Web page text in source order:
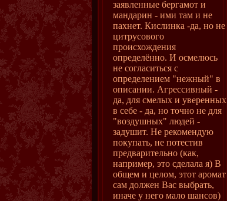
заявленные бергамот и
мандарин - ими там и не
пахнет. Кислинка -да, но не
цитрусового
происхождения
определённо. И осмелюсь
не согласиться с
определением "нежный" в
описании. Агрессивный -
да, для смелых и уверенных
в себе - да, но точно не для
"воздушных" людей -
задушит. Не рекомендую
покупать, не потестив
предварительно (как,
например, это сделала я) В
общем и целом, этот аромат
сам должен Вас выбрать,
иначе у него мало шансов)